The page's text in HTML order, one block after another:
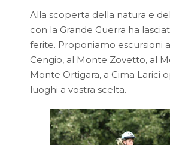
Alla scoperta della natura e
con la Grande Guerra ha
ferite. Proponiamo escursioni
Cengio, al Monte Zovetto, al
Monte Ortigara, a Cima Larici
luoghi a vostra scelta.